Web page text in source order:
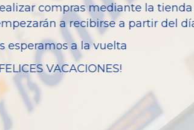
Modelo
del
compras mediante la
a recibirse a partir del
esperamos a la vuelta
VACACIONES!